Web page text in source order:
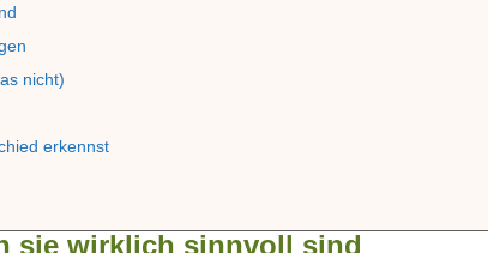
nicht)
erkennst
sie wirklich sinnvoll sind